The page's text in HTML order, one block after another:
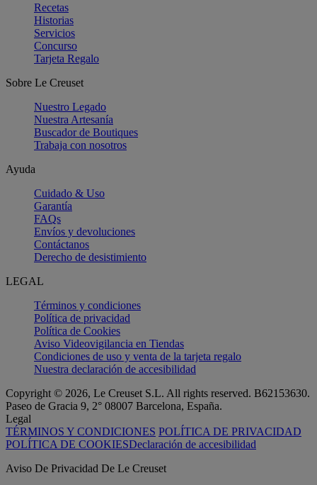
Recetas
Historias
Servicios
Concurso
Tarjeta Regalo
Sobre Le Creuset
Nuestro Legado
Nuestra Artesanía
Buscador de Boutiques
Trabaja con nosotros
Ayuda
Cuidado & Uso
Garantía
FAQs
Envíos y devoluciones
Contáctanos
Derecho de desistimiento
LEGAL
Términos y condiciones
Política de privacidad
Política de Cookies
Aviso Videovigilancia en Tiendas
Condiciones de uso y venta de la tarjeta regalo
Nuestra declaración de accesibilidad
Copyright © 2026, Le Creuset S.L. All rights reserved. B62153630.
Paseo de Gracia 9, 2° 08007 Barcelona, España.
Legal
TÉRMINOS Y CONDICIONES POLÍTICA DE PRIVACIDAD
POLÍTICA DE COOKIESDeclaración de accesibilidad
Aviso De Privacidad De Le Creuset